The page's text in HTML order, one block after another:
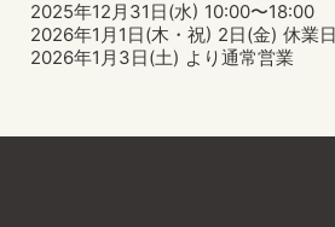
2025年12月31日(水) 10:00〜18:00
2026年1月1日(木・祝) 2日(金) 休業日
2026年1月3日(土) より通常営業